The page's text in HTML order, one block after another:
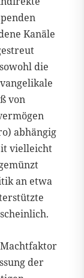
Kanäle
die
von
abhängig
vielleicht
an etwa
der